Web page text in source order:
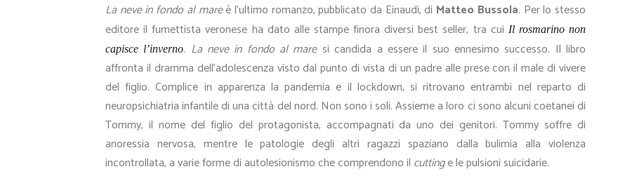
La neve in fondo al mareè l’ultimo romanzo, pubblicato da Einaudi, di Matteo Bussola. Per lo stesso
editore il fumettista veronese ha dato alle stampe finora diversi best seller, tra cui Il rosmarino non
capisce l’inverno. La neve in fondo al maresi candida a essere il suo ennesimo successo. Il libro
affronta il dramma dell’adolescenza visto dal punto di vista di un padre alle prese con il male di vivere
del figlio. Complice in apparenza la pandemia e il lockdown, si ritrovano entrambi nel reparto di
neuropsichiatria infantile di una città del nord. Non sono i soli. Assieme a loro ci sono alcuni coetanei di
Tommy, il nome del figlio del protagonista, accompagnati da uno dei genitori. Tommy soffre di
anoressia nervosa, mentre le patologie degli altri ragazzi spaziano dalla bulimia alla violenza
incontrollata, a varie forme di autolesionismo che comprendono il cuttinge le pulsioni suicidarie.